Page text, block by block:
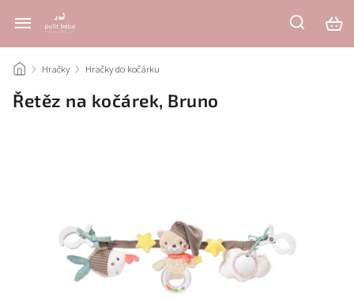
/ Hračky / Hračky do kočárku
Řetěz na kočárek, Bruno